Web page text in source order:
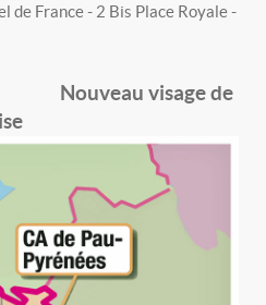
de France - 2 Bis Place Royale -
Nouveau visage de